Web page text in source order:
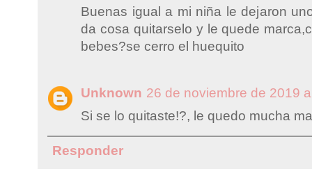
Buenas igual a mi niña le dejaron
da cosa quitarselo y le quede
bebes?se cerro el huequito
Unknown 26 de noviembre de 2019
Si se lo quitaste!?, le quedo mucha
Responder